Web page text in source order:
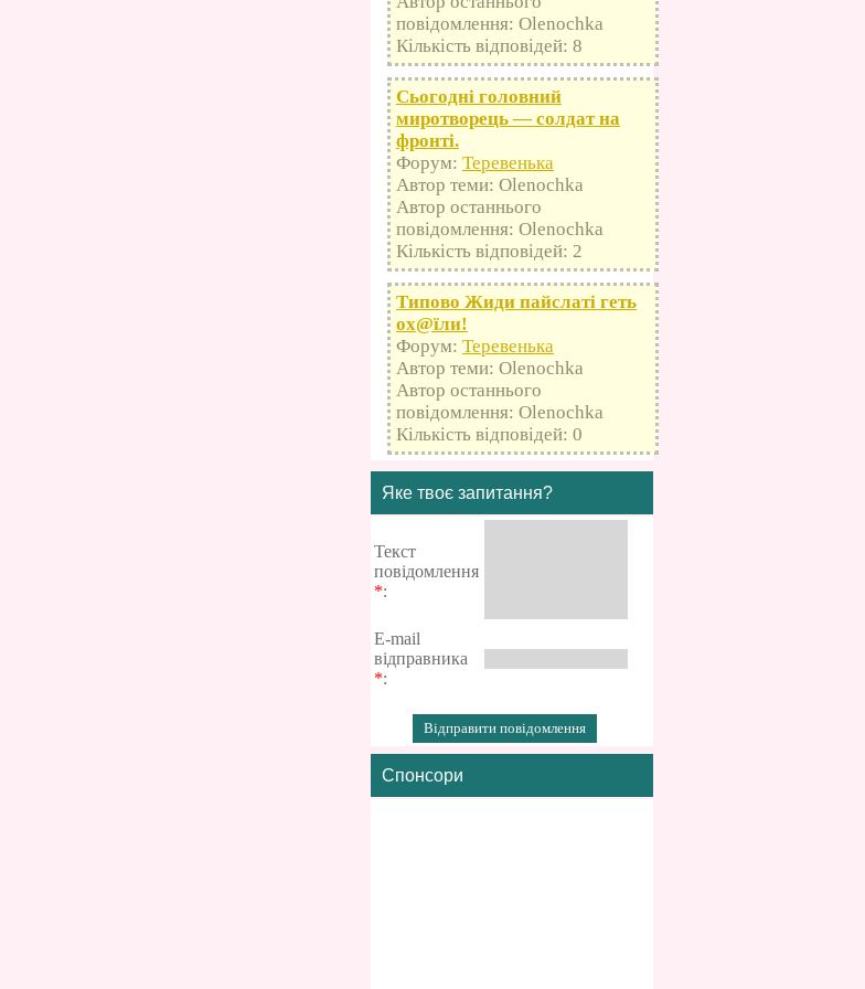
повідомлення: Olenochka
Кількість відповідей: 8
Сьогодні головний
миротворець — солдат на
фронті.
Форум: Теревенька
Автор теми: Olenochka
Автор останнього
повідомлення: Olenochka
Кількість відповідей: 2
Типово Жиди пайслаті геть
оx@їли!
Форум: Теревенька
Автор теми: Olenochka
Автор останнього
повідомлення: Olenochka
Кількість відповідей: 0
Яке твоє запитання?
Текст
повідомлення
*:
E-mail
відправника
*:
Спонсори